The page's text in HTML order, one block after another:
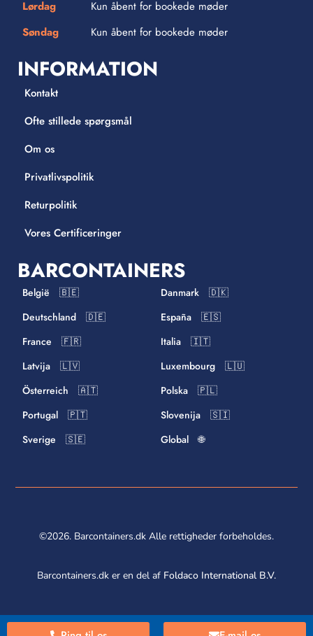
Lørdag
Kun åbent for bookede møder
Søndag
Kun åbent for bookede møder
INFORMATION
Kontakt
Ofte stillede spørgsmål
Om os
Privatlivspolitik
Returpolitik
Vores Certificeringer
BARCONTAINERS
België 🇧🇪
Danmark 🇩🇰
Deutschland 🇩🇪
España 🇪🇸
France 🇫🇷
Italia 🇮🇹
Latvija 🇱🇻
Luxembourg 🇱🇺
Österreich 🇦🇹
Polska 🇵🇱
Portugal 🇵🇹
Slovenija 🇸🇮
Sverige 🇸🇪
Global 🌐
©2026. Barcontainers.dk Alle rettigheder forbeholdes.
Barcontainers.dk er en del af Foldaco International B.V.